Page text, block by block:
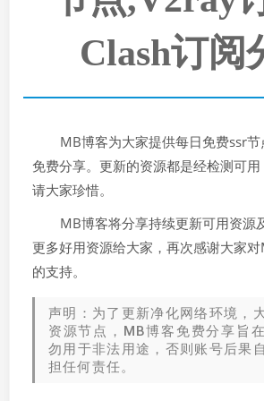
Clash订阅
MB博客为大家提供每日免费ssr
免费分享。更新的资源都是经检测可用
请大家珍惜。
MB博客将分享持续更新可用资源
更多好用资源给大家，再次感谢大家
的支持。
声明：为了更新净化网络环境，
资源节点，MB博客免费分享旨
勿用于非法用途，否则账号后果
担任何责任。